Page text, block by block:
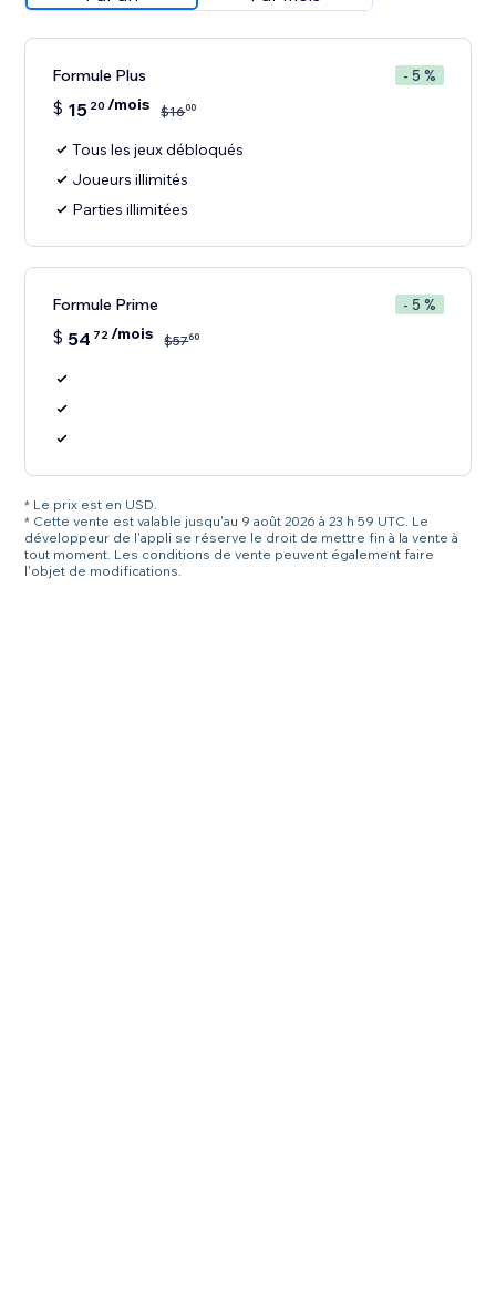
Formule Plus - 5 %
$ 15 20 /mois $1600
Tous les jeux débloqués
Joueurs illimités
Parties illimitées
Formule Prime - 5 %
$ 54 72/mois $5760
* Le prix est en USD.
* Cette vente est valable jusqu'au 9 août 2026 à 23 h 59 UTC. Le
développeur de l'appli se réserve le droit de mettre fin à la vente à
tout moment. Les conditions de vente peuvent également faire
l'objet de modifications.